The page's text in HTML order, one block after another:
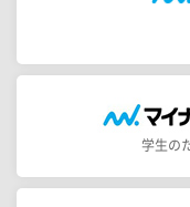
学生の